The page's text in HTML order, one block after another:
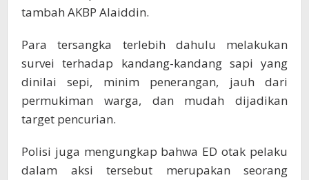
tambah AKBP Alaiddin.
Para tersangka terlebih dahulu melakukan
survei terhadap kandang-kandang sapi yang
dinilai sepi, minim penerangan, jauh dari
permukiman warga, dan mudah dijadikan
target pencurian.
Polisi juga mengungkap bahwa ED otak pelaku
dalam aksi tersebut merupakan seorang